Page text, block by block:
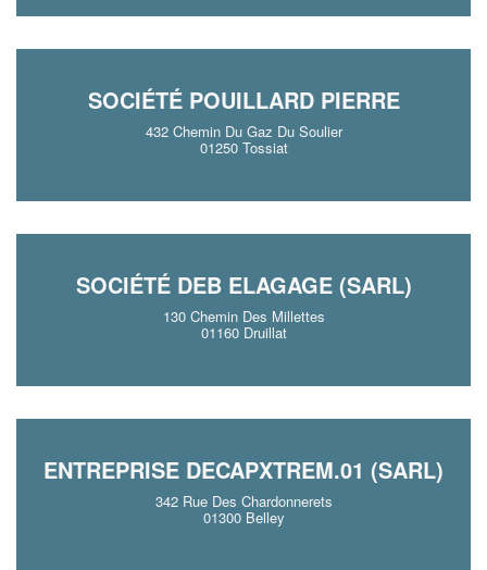
SOCIÉTÉ POUILLARD PIERRE
432 Chemin Du Gaz Du Soulier
01250 Tossiat
SOCIÉTÉ DEB ELAGAGE (SARL)
130 Chemin Des Millettes
01160 Druillat
ENTREPRISE DECAPXTREM.01 (SARL)
342 Rue Des Chardonnerets
01300 Belley